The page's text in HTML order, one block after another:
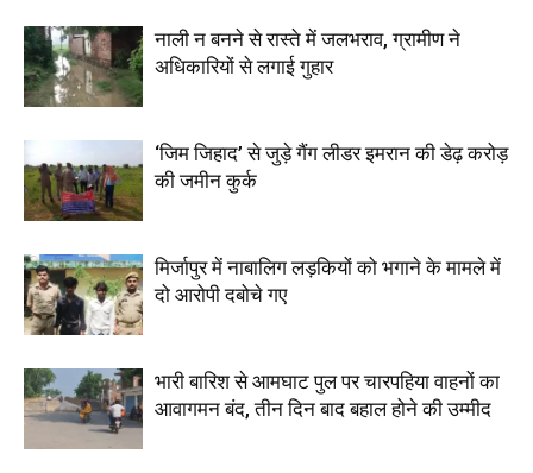
नाली न बनने से रास्ते में जलभराव, ग्रामीण ने
अधिकारियों से लगाई गुहार
‘जिम जिहाद’ से जुड़े गैंग लीडर इमरान की डेढ़ करोड़
की जमीन कुर्क
मिर्जापुर में नाबालिग लड़कियों को भगाने के मामले में
दो आरोपी दबोचे गए
भारी बारिश से आमघाट पुल पर चारपहिया वाहनों का
आवागमन बंद, तीन दिन बाद बहाल होने की उम्मीद